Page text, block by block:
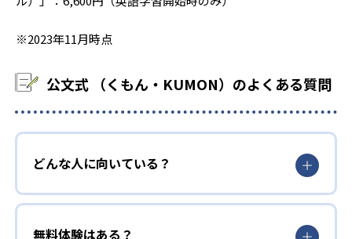
※2023年11月時点
公文式 （くもん・KUMON）のよくある質問
どんな人に向いている？
無料体験はある？